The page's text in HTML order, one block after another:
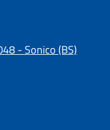
- Sonico (BS)